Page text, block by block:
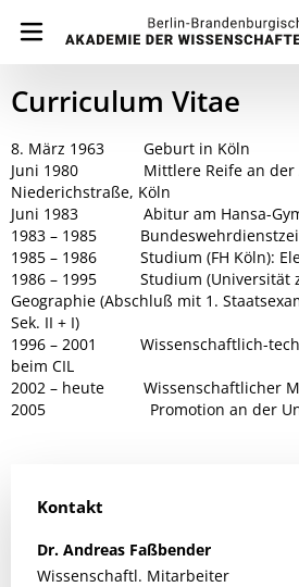
Curriculum Vitae
8. März 1963 Geburt in Köln
Juni 1980 Mittlere Reife an der
Niederichstraße, Köln
Juni 1983 Abitur am Hansa-
1983 – 1985
1985 – 1986 Studium (FH Köln):
1986 – 1995 Studium (Universität
Geographie (Abschluß mit 1.
Sek. II + I)
1996 – 2001 Wissenschaftlich-
beim CIL
2002 – heute Wissenschaftlicher
2005 Promotion an der Uni
Kontakt
Dr. Andreas Faßbender
Wissenschaftl. Mitarbeiter